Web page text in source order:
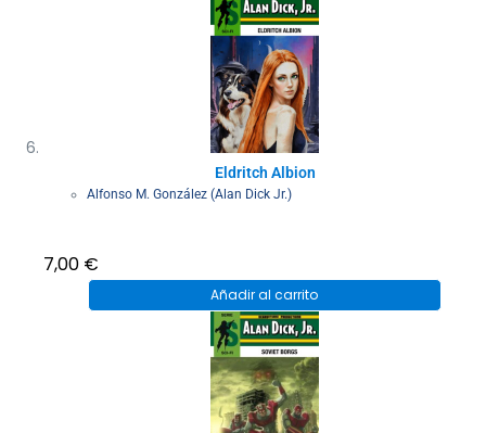
Eldritch Albion
Alfonso M. González (Alan Dick Jr.)
7,00 €
Añadir al carrito